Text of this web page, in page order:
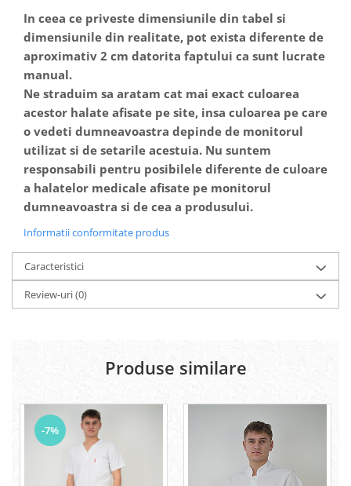
In ceea ce priveste dimensiunile din tabel si
dimensiunile din realitate, pot exista diferente de
aproximativ 2 cm datorita faptului ca sunt lucrate
manual.
Ne straduim sa aratam cat mai exact culoarea
acestor halate afisate pe site, insa culoarea pe care
o vedeti dumneavoastra depinde de monitorul
utilizat si de setarile acestuia. Nu suntem
responsabili pentru posibilele diferente de culoare
a halatelor medicale afisate pe monitorul
dumneavoastra si de cea a produsului.
Informatii conformitate produs
Caracteristici
Review-uri(0)
Produse similare
-7%